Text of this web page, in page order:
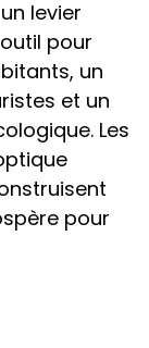
levier
pour
un
et un
Les
pour